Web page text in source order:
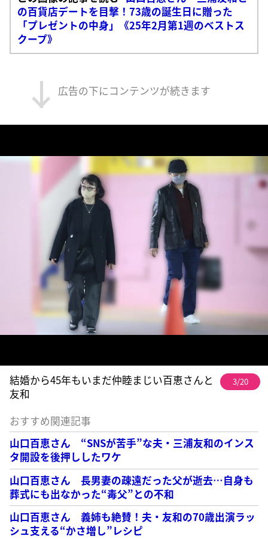
の百貨店デートを目撃！73歳の誕生日に贈った
「プレゼントの中身」《25年2月第1週のベストス
クープ》
広告の下にコンテンツが続きます
結婚から45年もいまだ仲睦まじい百恵さんと
友和
3/20
おすすめ関連記事
山口百恵さん “SNSが苦手”な夫・三浦友和のインス
タ開設を後押ししたワケ
山口百恵さん 長男妻の疎遠だった父が逝去…自身も
葬式にも出なかった“毒父”との不和
山口百恵さん 義姉も絶賛！夫・友和の70歳出演ラッ
シュ支える“かさ増し”レシピ